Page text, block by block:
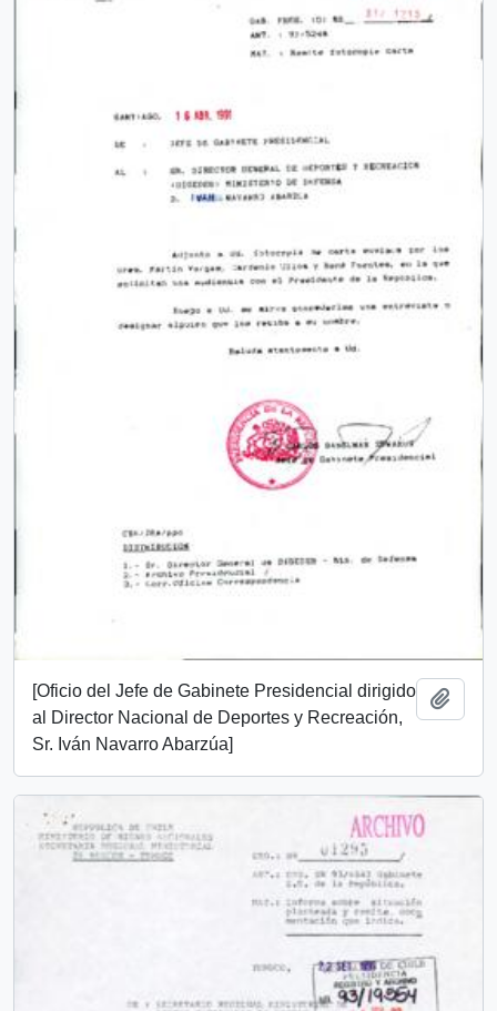
[Oficio del Jefe de Gabinete Presidencial dirigido
al Director Nacional de Deportes y Recreación,
Sr. Iván Navarro Abarzúa]